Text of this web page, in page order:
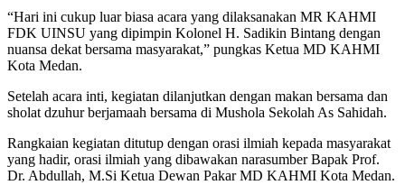
“Hari ini cukup luar biasa acara yang dilaksanakan MR KAHMI
FDK UINSU yang dipimpin Kolonel H. Sadikin Bintang dengan
nuansa dekat bersama masyarakat,” pungkas Ketua MD KAHMI
Kota Medan.
Setelah acara inti, kegiatan dilanjutkan dengan makan bersama dan
sholat dzuhur berjamaah bersama di Mushola Sekolah As Sahidah.
Rangkaian kegiatan ditutup dengan orasi ilmiah kepada masyarakat
yang hadir, orasi ilmiah yang dibawakan narasumber Bapak Prof.
Dr. Abdullah, M.Si Ketua Dewan Pakar MD KAHMI Kota Medan.